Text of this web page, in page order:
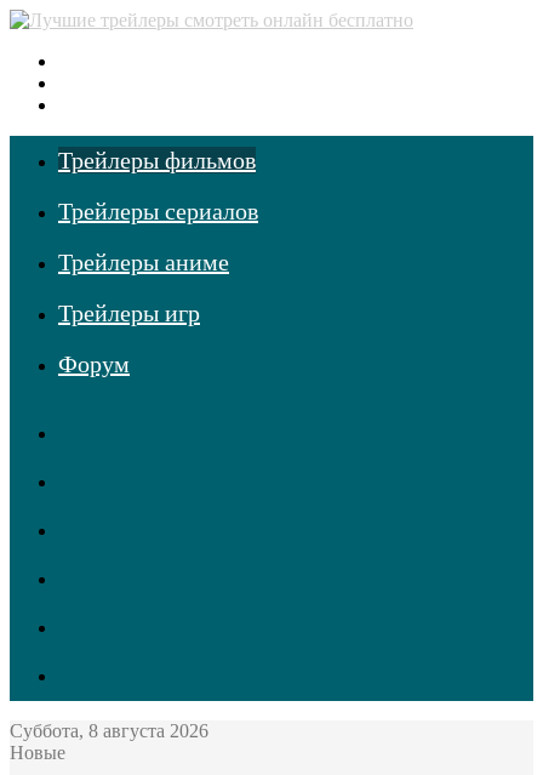
Трейлеры фильмов
Трейлеры сериалов
Трейлеры аниме
Трейлеры игр
Форум
Суббота, 8 августа 2026
Новые